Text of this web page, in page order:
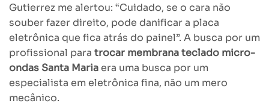
Gutierrez me alertou: “Cuidado, se o cara não
souber fazer direito, pode danificar a placa
eletrônica que fica atrás do painel”. A busca por um
profissional para trocar membrana teclado micro-
ondas Santa Mariaera uma busca por um
especialista em eletrônica fina, não um mero
mecânico.